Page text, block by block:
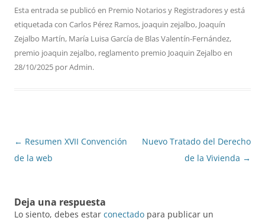
Esta entrada se publicó en Premio Notarios y Registradoresy está
etiquetada con Carlos Pérez Ramos, joaquin zejalbo, Joaquín
Zejalbo Martín, María Luisa García de Blas Valentín-Fernández,
premio joaquin zejalbo, reglamento premio Joaquin Zejalbo en
28/10/2025 porAdmin.
Navegación
de
← Resumen XVII Convención
de la web
Nuevo Tratado del Derecho
de la Vivienda →
Deja una respuesta
Lo siento, debes estar conectado para publicar un